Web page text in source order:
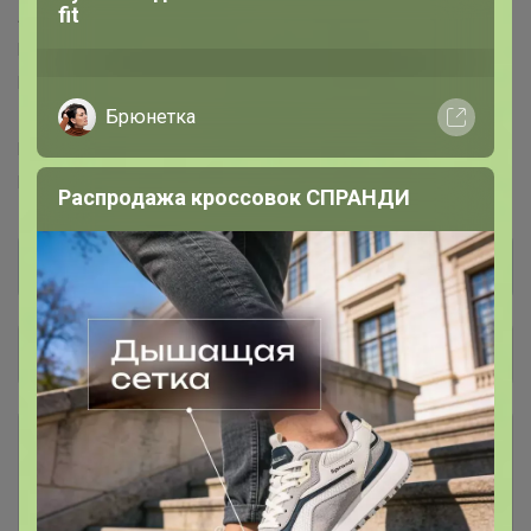
Общий каталог
Маникюр и педикюр 375
Аптека 600
Adelica™
ZAIN™
PUMA™ Adidas™
El™
Masta™
fit
Брюнетка
Распродажа кроссовок СПРАНДИ